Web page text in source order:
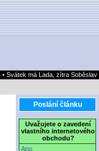
Svátek má Lada, zítra Soběslav
Poslání článku
Uvažujete o zavedení
vlastního internetového
obchodu?
Ano